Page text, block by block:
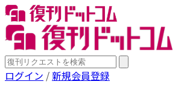
ログイン /新規会員登録